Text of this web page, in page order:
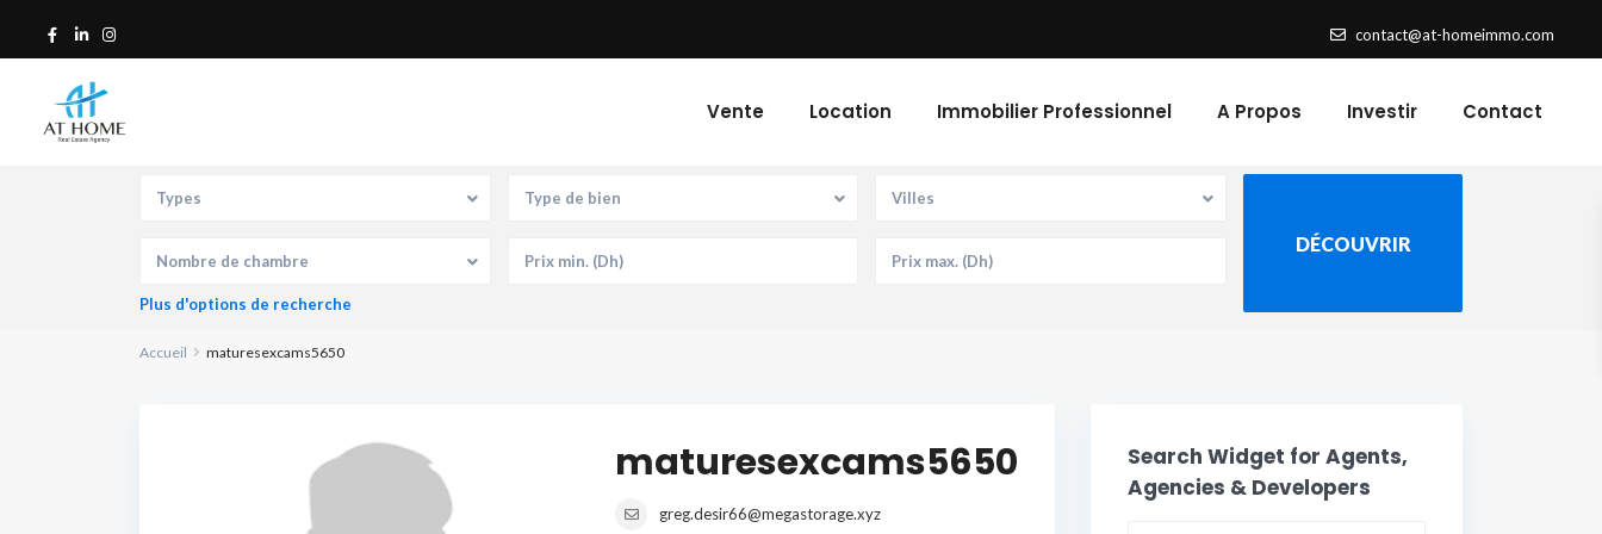
contact@at-homeimmo.com
Vente Location Immobilier Professionnel A Propos Investir Contact
Types Type de bien Villes
Nombre de chambre
Plus d'options de recherche
Accueil maturesexcams5650
maturesexcams5650
greg.desir66@megastorage.xyz
Search Widget for Agents,
Agencies & Developers